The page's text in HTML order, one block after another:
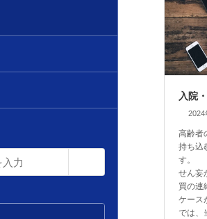
入院
2024
高齢者
持ち込
す。
せん妄
買の連
ケース
では、